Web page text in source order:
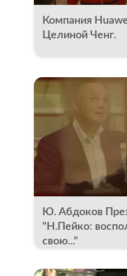
Компания
Целиной Ченг.
Ю. Абдоков
"Н.Пейко:
свою..."